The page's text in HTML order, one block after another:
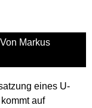
Von Markus
eines U-
auf